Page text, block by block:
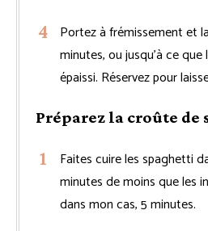
Portez à frémissement et
minutes, ou jusqu’à ce
épaissi. Réservez pour
Préparez la croûte de
Faites cuire les spaghetti
minutes de moins que les
dans mon cas, 5 minutes.